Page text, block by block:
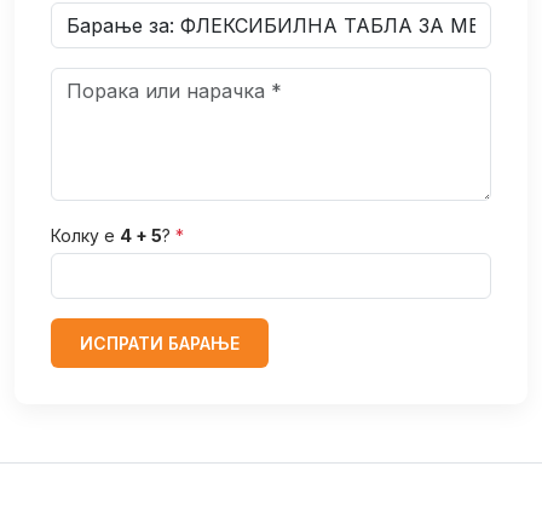
Колку е 4 + 5? *
ИСПРАТИ БАРАЊЕ